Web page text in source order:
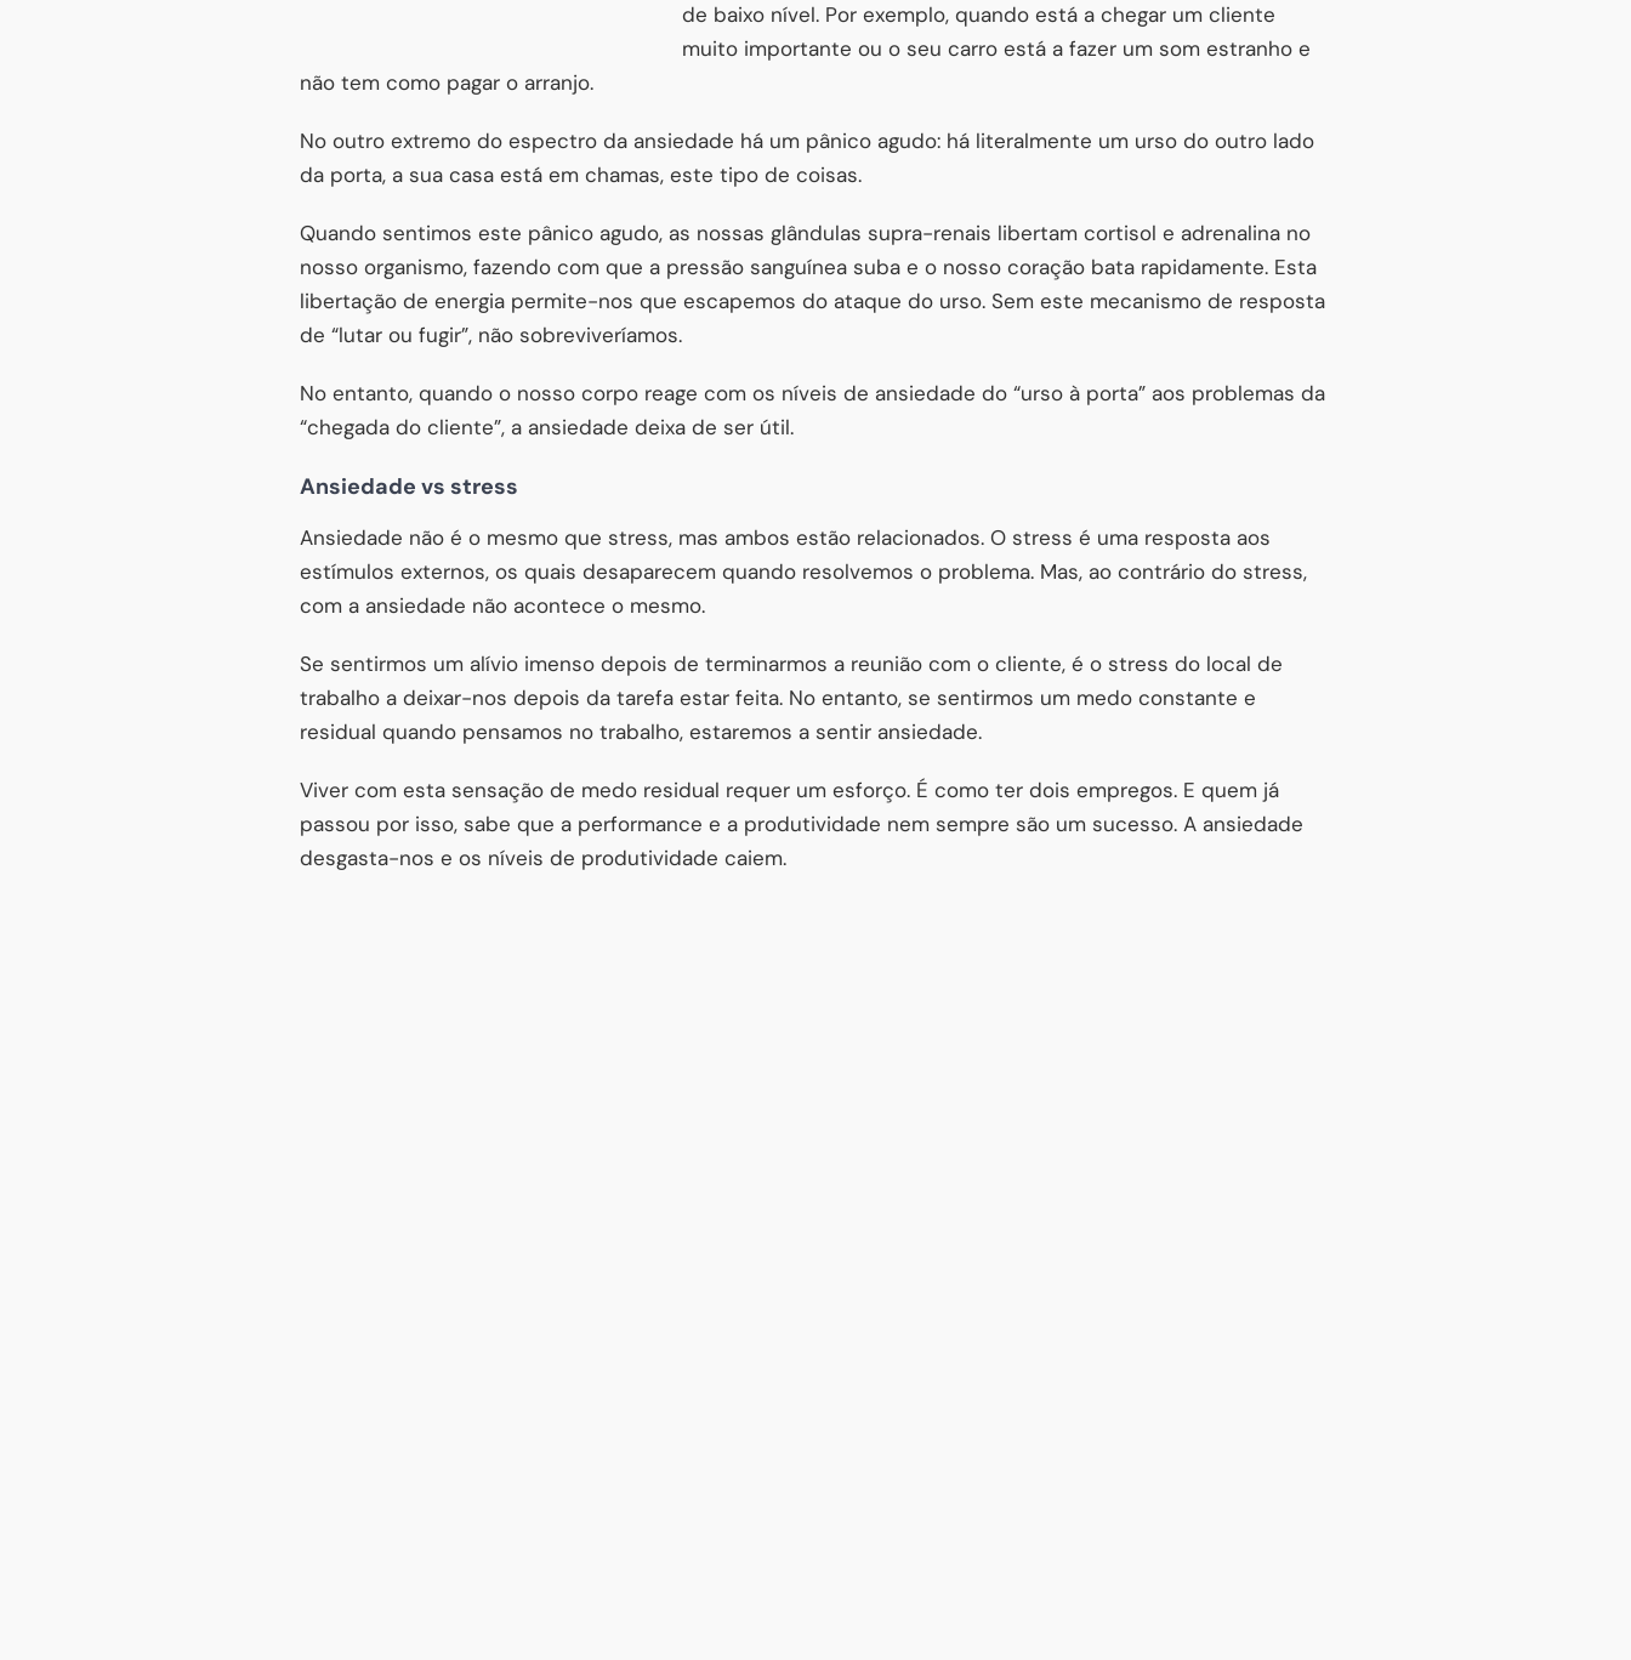
de baixo nível. Por exemplo, quando está a chegar um cliente
muito importante ou o seu carro está a fazer um som estranho e
não tem como pagar o arranjo.
No outro extremo do espectro da ansiedade há um pânico agudo: há literalmente um urso do outro lado
da porta, a sua casa está em chamas, este tipo de coisas.
Quando sentimos este pânico agudo, as nossas glândulas supra-renais libertam cortisol e adrenalina no
nosso organismo, fazendo com que a pressão sanguínea suba e o nosso coração bata rapidamente. Esta
libertação de energia permite-nos que escapemos do ataque do urso. Sem este mecanismo de resposta
de “lutar ou fugir”, não sobreviveríamos.
No entanto, quando o nosso corpo reage com os níveis de ansiedade do “urso à porta” aos problemas da
“chegada do cliente”, a ansiedade deixa de ser útil.
Ansiedade vs stress
Ansiedade não é o mesmo que stress, mas ambos estão relacionados. O stress é uma resposta aos
estímulos externos, os quais desaparecem quando resolvemos o problema. Mas, ao contrário do stress,
com a ansiedade não acontece o mesmo.
Se sentirmos um alívio imenso depois de terminarmos a reunião com o cliente, é o stress do local de
trabalho a deixar-nos depois da tarefa estar feita. No entanto, se sentirmos um medo constante e
residual quando pensamos no trabalho, estaremos a sentir ansiedade.
Viver com esta sensação de medo residual requer um esforço. É como ter dois empregos. E quem já
passou por isso, sabe que a performance e a produtividade nem sempre são um sucesso. A ansiedade
desgasta-nos e os níveis de produtividade caiem.